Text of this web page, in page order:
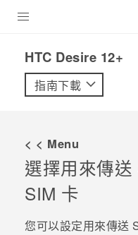
VIVE
VIVERSE
優惠專區
HTC Desire 12+‎
指南下載
< < Menu
選擇用來傳
SIM 卡
您可以設定用來傳送